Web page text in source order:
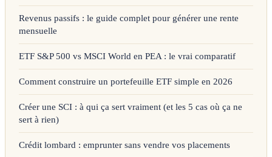
Revenus passifs : le guide complet pour générer une rente
mensuelle
ETF S&P 500 vs MSCI World en PEA : le vrai comparatif
Comment construire un portefeuille ETF simple en 2026
Créer une SCI : à qui ça sert vraiment (et les 5 cas où ça ne
sert à rien)
Crédit lombard : emprunter sans vendre vos placements